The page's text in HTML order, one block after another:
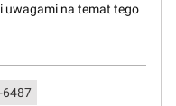
uwagami na temat tego
6487